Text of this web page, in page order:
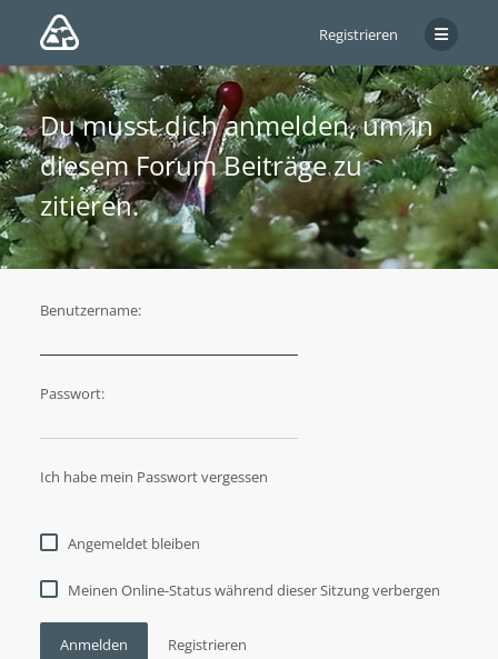
Registrieren
Du musst dich anmelden, um in
diesem Forum Beiträge zu
zitieren.
Benutzername:
Passwort:
Ich habe mein Passwort vergessen
Angemeldet bleiben
Meinen Online-Status während dieser Sitzung verbergen
Anmelden Registrieren